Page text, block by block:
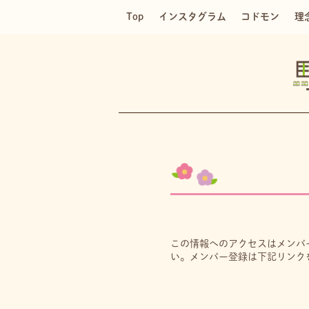
Top インスタグラム コドモン 理
この情報へのアクセスはメン
い。メンバー登録は下記リンク